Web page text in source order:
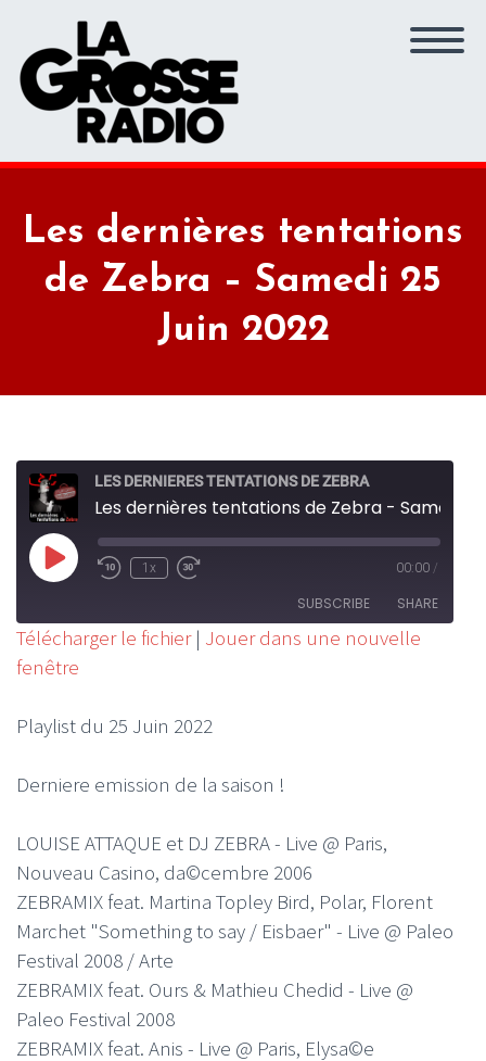
Les dernières tentations
de Zebra – Samedi 25
Juin 2022
LES DERNIERES TENTATIONS DE ZEBRA
Play
EpisodeRewind
Seconds
1x
Fast
30
seconds
00:00 /
SUBSCRIBE SHARE
SHARE
Télécharger le fichier| Jouer dans une nouvelle
fenêtre
Playlist du 25 Juin 2022
Derniere emission de la saison !
LOUISE ATTAQUE et DJ ZEBRA - Live @ Paris,
Nouveau Casino, da©cembre 2006
ZEBRAMIX feat. Martina Topley Bird, Polar, Florent
Marchet "Something to say / Eisbaer" - Live @ Paleo
Festival 2008 / Arte
ZEBRAMIX feat. Ours & Mathieu Chedid - Live @
Paleo Festival 2008
ZEBRAMIX feat. Anis - Live @ Paris, Elysa©e